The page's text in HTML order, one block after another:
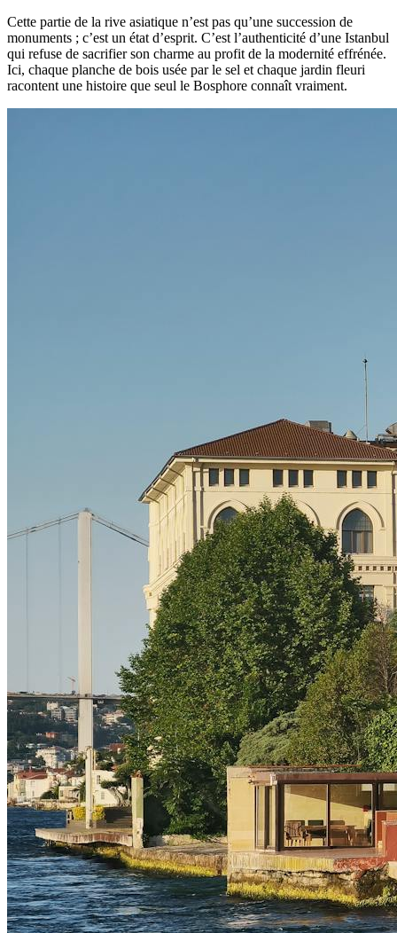
Cette partie de la rive asiatique n’est pas qu’une succession de
monuments ; c’est un état d’esprit. C’est l’authenticité d’une Istanbul
qui refuse de sacrifier son charme au profit de la modernité effrénée.
Ici, chaque planche de bois usée par le sel et chaque jardin fleuri
racontent une histoire que seul le Bosphore connaît vraiment.